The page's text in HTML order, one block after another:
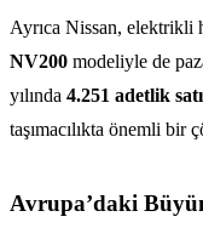
Ayrıca Nissan, elektrikli
NV200 modeliyle de
yılında 4.251 adetlik
taşımacılıkta önemli bir
Avrupa’daki